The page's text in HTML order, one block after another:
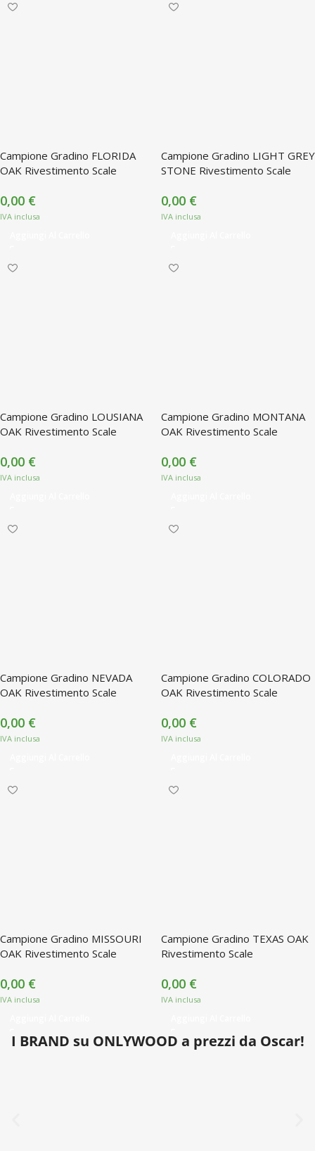
Campione Gradino FLORIDA
OAK Rivestimento Scale
0,00 €
Campione Gradino LIGHT GREY
STONE Rivestimento Scale
0,00 €
Campione Gradino LOUSIANA
OAK Rivestimento Scale
0,00 €
Campione Gradino MONTANA
OAK Rivestimento Scale
0,00 €
Campione Gradino NEVADA
OAK Rivestimento Scale
0,00 €
Campione Gradino COLORADO
OAK Rivestimento Scale
0,00 €
Campione Gradino MISSOURI
OAK Rivestimento Scale
0,00 €
Campione Gradino TEXAS OAK
Rivestimento Scale
0,00 €
I BRAND su ONLYWOOD a prezzi da Oscar!